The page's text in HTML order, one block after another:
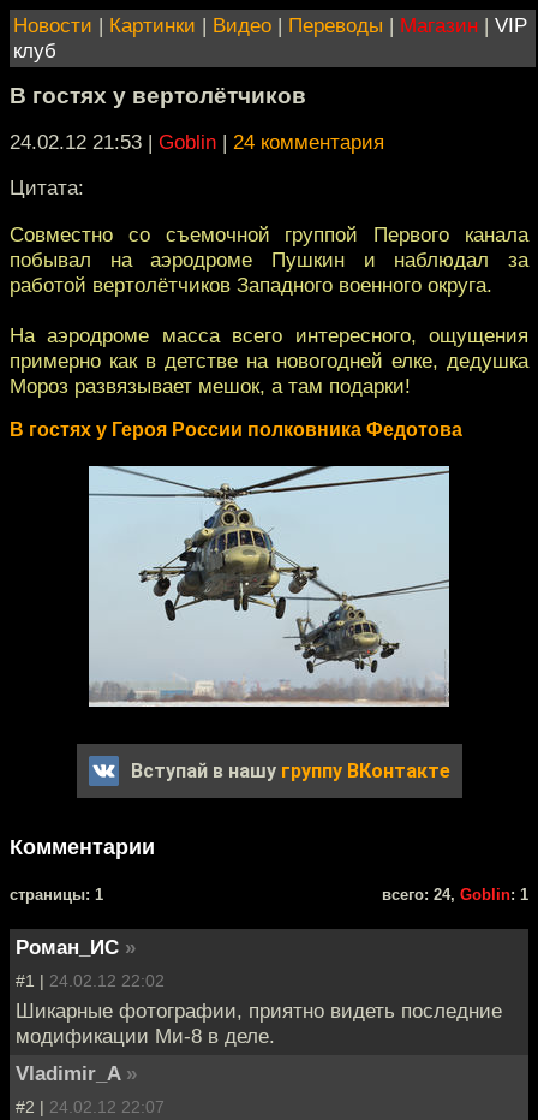
Новости | Картинки | Видео | Переводы | Магазин | VIP
клуб
В гостях у вертолётчиков
24.02.12 21:53 | Goblin | 24 комментария
Цитата:
Совместно со съемочной группой Первого канала
побывал на аэродроме Пушкин и наблюдал за
работой вертолётчиков Западного военного округа.
На аэродроме масса всего интересного, ощущения
примерно как в детстве на новогодней елке, дедушка
Мороз развязывает мешок, а там подарки!
В гостях у Героя России полковника Федотова
Вступай в нашу группу ВКонтакте
Комментарии
cтраницы: 1 всего: 24, Goblin: 1
Роман_ИС »
#1 | 24.02.12 22:02
Шикарные фотографии, приятно видеть последние
модификации Ми-8 в деле.
Vladimir_A »
#2 | 24.02.12 22:07